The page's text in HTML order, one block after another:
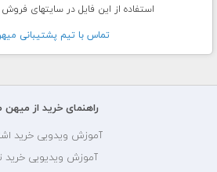
استفاده از این فایل در سایتهای فروش
تماس با تيم پشتيبانی
راهنمای خرید از میهن
آموزش ویدویی خرید
آموزش ویدیویی خرید